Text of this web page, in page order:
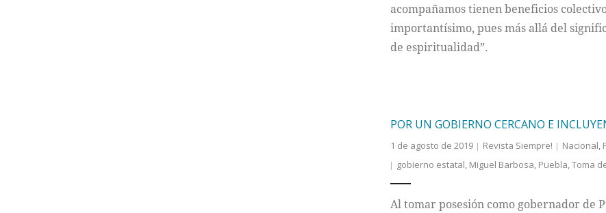
acompañamos tienen beneficios
importantísimo, pues más allá del
de espiritualidad”.
POR UN GOBIERNO CERCANO E
1 de agosto de 2019 Revista Siempre! Nacional,
gobierno estatal, Miguel Barbosa, Puebla,Toma
Al tomar posesión como gobernador de